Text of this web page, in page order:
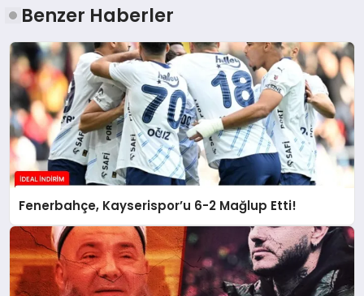
Benzer Haberler
Fenerbahçe, Kayserispor’u 6-2 Mağlup Etti!